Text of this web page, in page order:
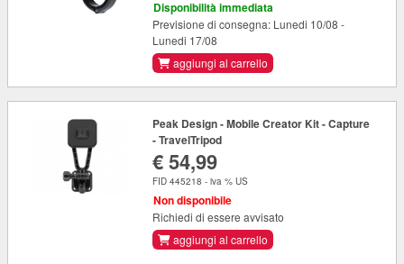
Disponibilità immediata
Previsione di consegna: Lunedi 10/08 -
Lunedi 17/08
aggiungi al carrello
Peak Design - Mobile Creator Kit - Capture
- TravelTripod
€ 54,99
FID 445218 - iva % US
Non disponibile
Richiedi di essere avvisato
aggiungi al carrello